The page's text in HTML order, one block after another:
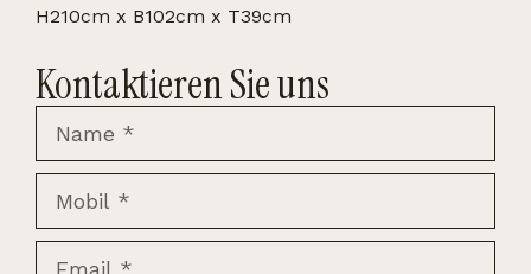
H210cm x B102cm x T39cm
Kontaktieren Sie uns